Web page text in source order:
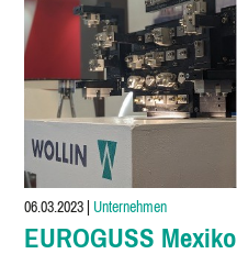
06.03.2023|Unternehmen
EUROGUSS Mexiko